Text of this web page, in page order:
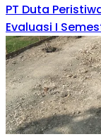
PT Duta
Evaluasi I